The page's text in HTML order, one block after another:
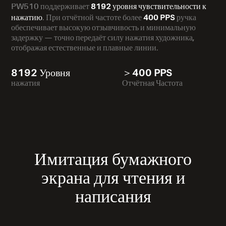
PW510 поддерживает8192 уровня чувствительности к
нажатию. При отчётной частоте более400 PPSручка
обеспечивает высокую отзывчивость и минимальную
задержку — точно передаёт силу нажатия художника,
отображая естественные и плавные линии.
8192 Уровня
нажатия
＞400 PPS
Отчётная Частота
Имитация бумажного
экрана для чтения и
написания